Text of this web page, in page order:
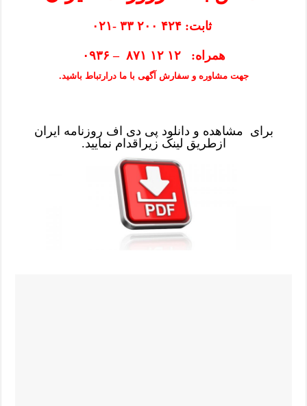
ثابت: ۴۲۴ ۲۰۰ ۳۳ -۰۲۱
همراه: ۱۲ ۱۲ ۸۷۱ – ۰۹۳۶
جهت مشاوره و سفارش آگهی با ما درارتباط باشید.
برای مشاهده و دانلود پی دی اف روزنامه ایران
ازطریق لینک زیراقدام نمایید.